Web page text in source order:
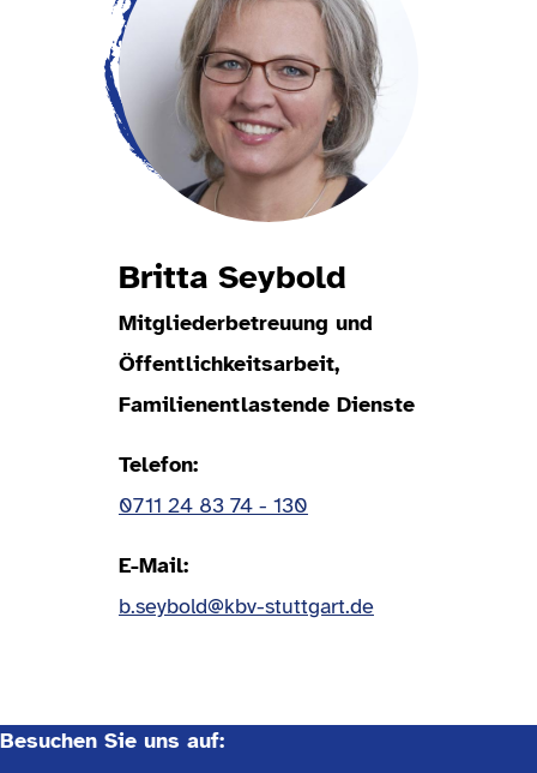
Britta Seybold
Mitgliederbetreuung und
Öffentlichkeitsarbeit,
Familienentlastende Dienste
Telefon
0711 24 83 74 - 130
E-Mail
b.seybold@kbv-stuttgart.de
Besuchen Sie uns auf: